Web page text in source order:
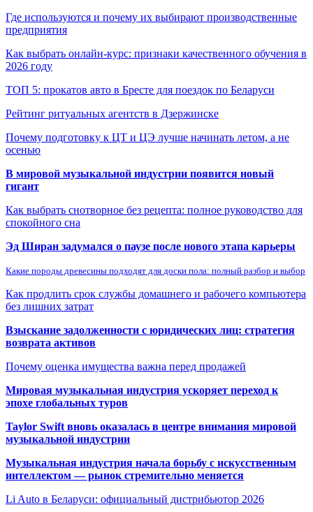
Где используются и почему их выбирают производственные
предприятия
Как выбрать онлайн-курс: признаки качественного обучения в
2026 году
ТОП 5: прокатов авто в Бресте для поездок по Беларуси
Рейтинг ритуальных агентств в Дзержинске
Почему подготовку к ЦТ и ЦЭ лучше начинать летом, а не
осенью
В мировой музыкальной индустрии появится новый
гигант
Как выбрать снотворное без рецепта: полное руководство для
спокойного сна
Эд Ширан задумался о паузе после нового этапа карьеры
Какие породы древесины подходят для доски пола: полный разбор и выбор
Как продлить срок службы домашнего и рабочего компьютера
без лишних затрат
Взыскание задолженности с юридических лиц: стратегия
возврата активов
Почему оценка имущества важна перед продажей
Мировая музыкальная индустрия ускоряет переход к
эпохе глобальных туров
Taylor Swift вновь оказалась в центре внимания мировой
музыкальной индустрии
Музыкальная индустрия начала борьбу с искусственным
интеллектом — рынок стремительно меняется
Li Auto в Беларуси: официальный дистрибьютор 2026